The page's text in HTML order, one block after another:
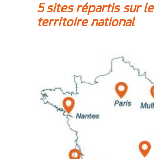
5 sites répartis sur le
territoire national